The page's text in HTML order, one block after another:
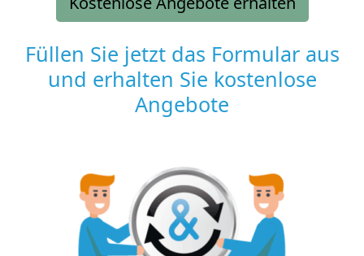
Füllen Sie jetzt das Formular aus
und erhalten Sie kostenlose
Angebote